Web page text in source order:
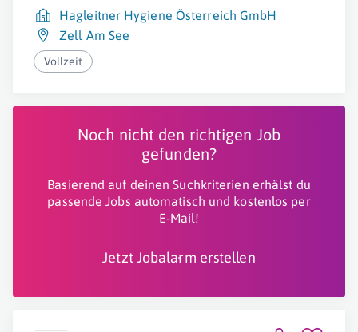
Hagleitner Hygiene Österreich GmbH
Zell Am See
Vollzeit
Noch nicht den richtigen Job
gefunden?
Basierend auf deinen Suchkriterien erhälst du
passende Jobs automatisch und kostenlos per
E-Mail!
Jetzt Jobalarm erstellen